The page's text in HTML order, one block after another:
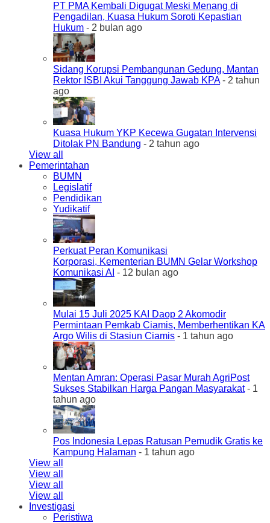
PT PMA Kembali Digugat Meski Menang di
Pengadilan, Kuasa Hukum Soroti Kepastian
Hukum - 2 bulan ago
Sidang Korupsi Pembangunan Gedung, Mantan
Rektor ISBI Akui Tanggung Jawab KPA- 2 tahun
ago
Kuasa Hukum YKP Kecewa Gugatan Intervensi
Ditolak PN Bandung - 2 tahun ago
View all
Pemerintahan
BUMN
Legislatif
Pendidikan
Yudikatif
Perkuat Peran Komunikasi
Korporasi, Kementerian BUMN Gelar Workshop
Komunikasi AI - 12 bulan ago
Mulai 15 Juli 2025 KAI Daop 2 Akomodir
Permintaan Pemkab Ciamis, Memberhentikan KA
Argo Wilis di Stasiun Ciamis - 1 tahun ago
Mentan Amran: Operasi Pasar Murah AgriPost
Sukses Stabilkan Harga Pangan Masyarakat- 1
tahun ago
Pos Indonesia Lepas Ratusan Pemudik Gratis ke
Kampung Halaman - 1 tahun ago
View all
View all
View all
View all
Investigasi
Peristiwa